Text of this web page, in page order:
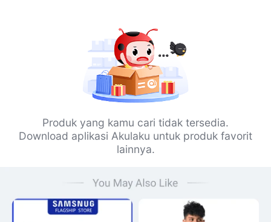
Produk yang kamu cari tidak tersedia.
Download aplikasi Akulaku untuk produk favorit
lainnya.